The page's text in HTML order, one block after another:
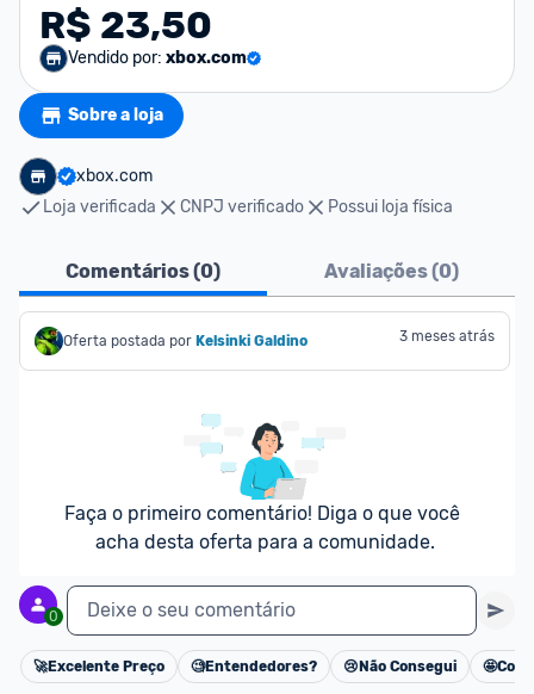
R$ 23,50
Vendido por: xbox.com
Sobre a loja
xbox.com
Loja verificada
CNPJ verificado Possui loja física
Comentários (0) Avaliações (0)
Oferta postada por Kelsinki Galdino 3 meses atrás
Faça o primeiro comentário! Diga o que você
acha desta oferta para a comunidade.
0 Deixe o seu comentário
Cancelar
🚀Excelente Preço 🧐Entendedores? 😢 Não Consegui 🤩